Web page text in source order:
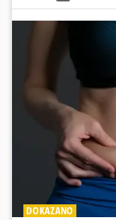
DOKAZANO